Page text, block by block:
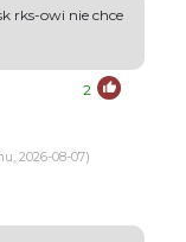
rks-owi nie chce
2
2026-08-07)